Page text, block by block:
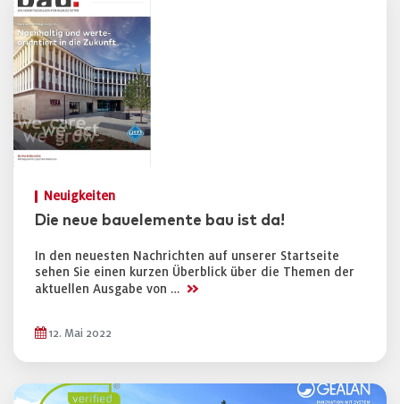
Neuigkeiten
Die neue bauelemente bau ist da!
In den neuesten Nachrichten auf unserer Startseite
sehen Sie einen kurzen Überblick über die Themen der
aktuellen Ausgabe von … >>
12. Mai 2022